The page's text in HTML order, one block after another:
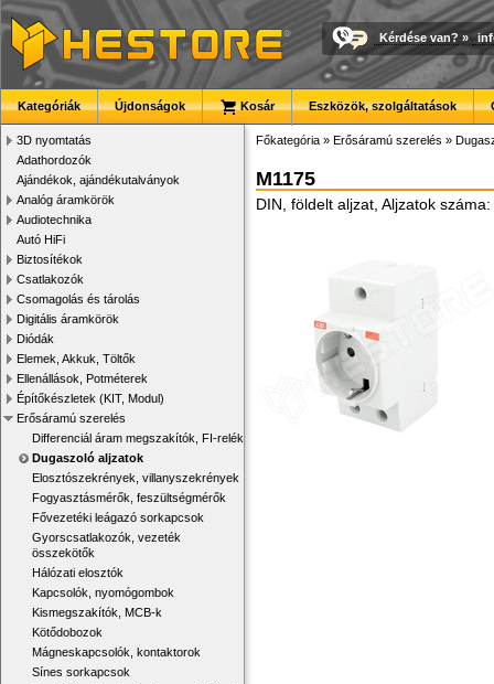
Kérdése van? »
Kategóriák Újdonságok Kosár Eszközök, szolgáltatások
3D nyomtatás
Adathordozók
Ajándékok, ajándékutalványok
Analóg áramkörök
Audiotechnika
Autó HiFi
Biztosítékok
Csatlakozók
Csomagolás és tárolás
Digitális áramkörök
Diódák
Elemek, Akkuk, Töltők
Ellenállások, Potméterek
Építőkészletek (KIT, Modul)
Erősáramú szerelés
Differenciál áram megszakítók, FI-relék
Dugaszoló aljzatok
Elosztószekrények, villanyszekrények
Fogyasztásmérők, feszültségmérők
Fővezetéki leágazó sorkapcsok
Gyorscsatlakozók, vezeték
összekötők
Hálózati elosztók
Kapcsolók, nyomógombok
Kismegszakítók, MCB-k
Kötődobozok
Mágneskapcsolók, kontaktorok
Sínes sorkapcsok
Főkategória » Erősáramú szerelés »
M1175
DIN, földelt aljzat, Aljzatok